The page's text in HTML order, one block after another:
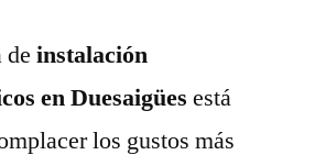
de instalación
en Duesaigües está
los gustos más